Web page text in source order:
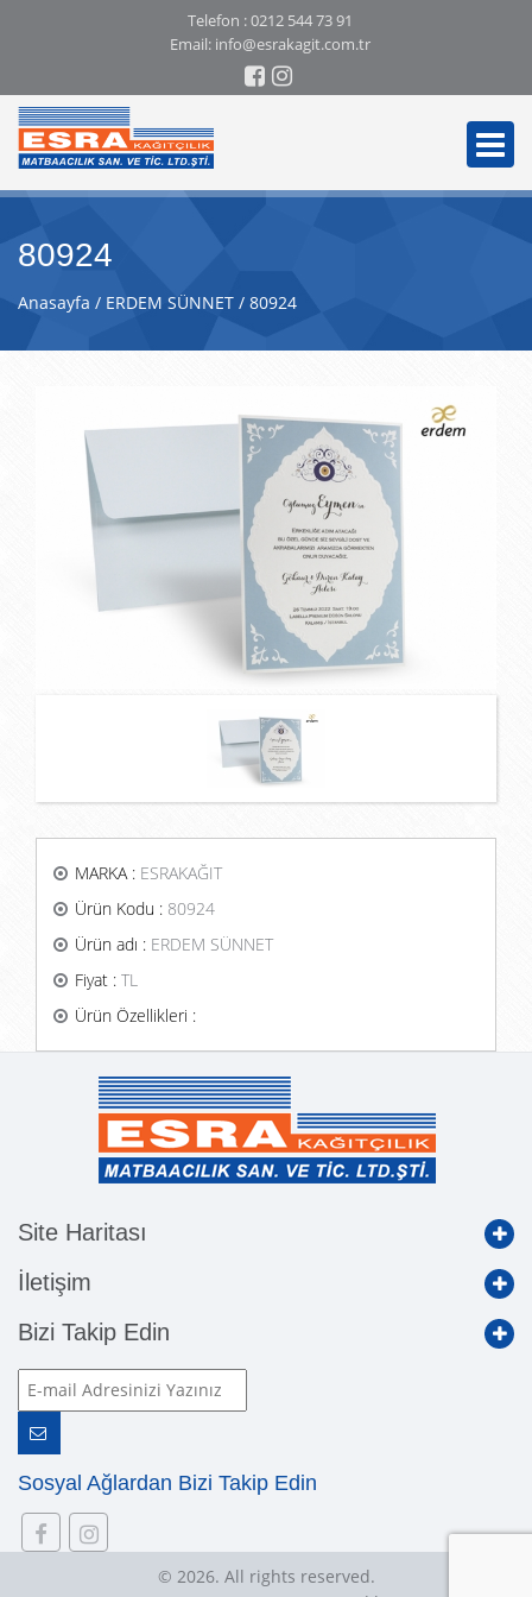
Telefon :0212 544 73 91
Email: info@esrakagit.com.tr
80924
Anasayfa ERDEM SÜNNET 80924
MARKA : ESRAKAĞIT
Ürün Kodu : 80924
Ürün adı : ERDEM SÜNNET
Fiyat : TL
Ürün Özellikleri :
Site Haritası
İletişim
Bizi Takip Edin
Sosyal Ağlardan Bizi Takip Edin
© 2026. All rights reserved.